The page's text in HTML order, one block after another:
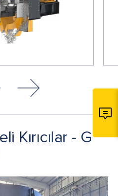
Kırıcılar - G